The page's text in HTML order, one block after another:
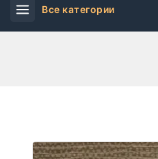
Все категории